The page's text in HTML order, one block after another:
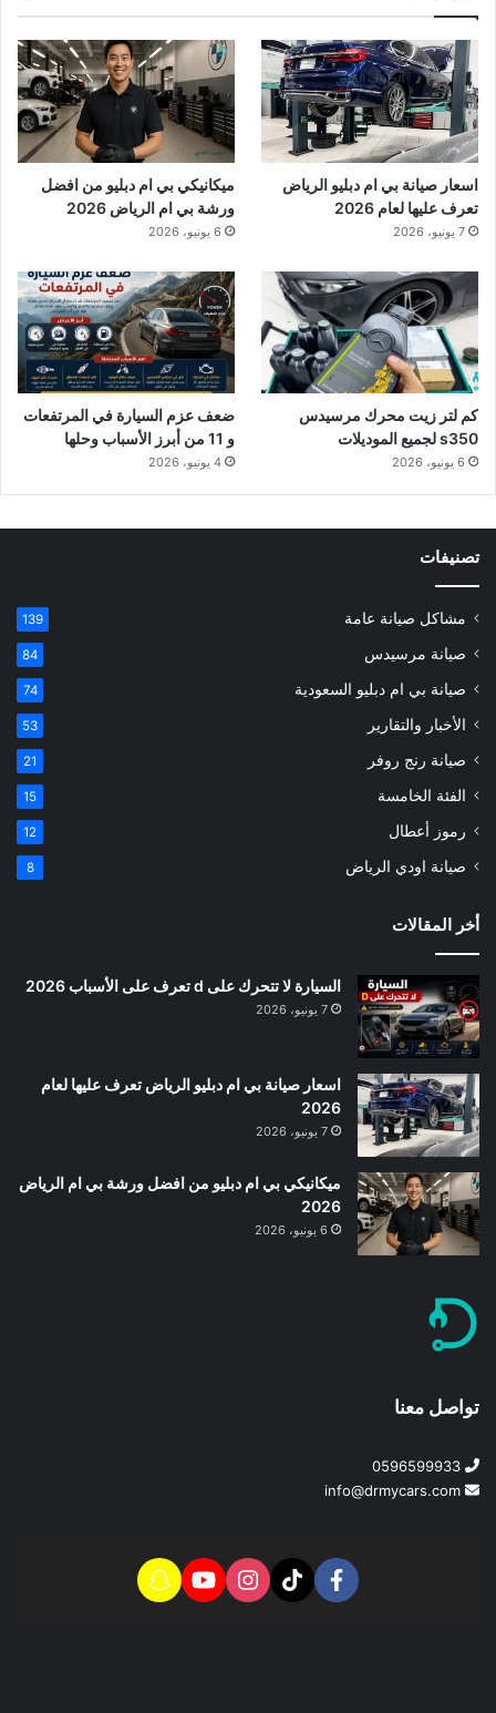
اسعار صيانة بي ام دبليو الرياض
تعرف عليها لعام 2026
7 يونيو، 2026
ميكانيكي بي ام دبليو من افضل
ورشة بي ام الرياض 2026
6 يونيو، 2026
كم لتر زيت محرك مرسيدس
s350 لجميع الموديلات
6 يونيو، 2026
ضعف عزم السيارة في المرتفعات
و 11 من أبرز الأسباب وحلها
4 يونيو، 2026
تصنيفات
مشاكل صيانة عامة 139
صيانة مرسيدس 84
صيانة بي ام دبليو السعودية 74
الأخبار والتقارير 53
صيانة رنج روفر 21
الفئة الخامسة 15
رموز أعطال 12
صيانة اودي الرياض 8
أخر المقالات
السيارة لا تتحرك على d تعرف على الأسباب 2026
7 يونيو، 2026
اسعار صيانة بي ام دبليو الرياض تعرف عليها لعام
2026
7 يونيو، 2026
ميكانيكي بي ام دبليو من افضل ورشة بي ام الرياض
2026
6 يونيو، 2026
تواصل معنا
0596599933
info@drmycars.com